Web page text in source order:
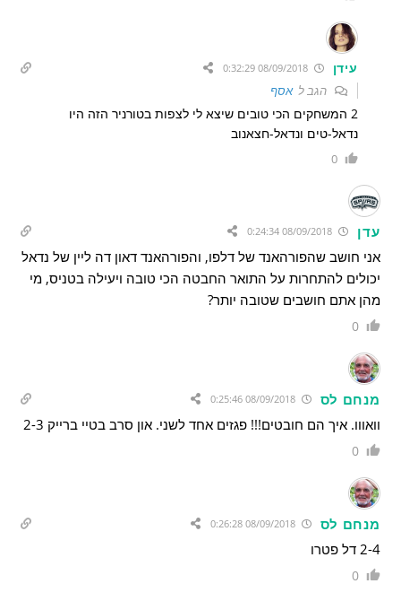
עידן 08/09/2018 0:32:29
הגב לאסף
2 המשחקים הכי טובים שיצא לי לצפות בטורניר הזה היו
נדאל-טים ונדאל-חצאנוב
0
עדן
אני חושב שהפורהאנד של דלפו, והפורהאנד דאון דה ליין של נדאל
יכולים להתחרות על התואר החבטה הכי טובה ויעילה בטניס, מי
מהן אתם חושבים שטובה יותר?
0
מנחם לס 08/09/2018 0:25:46
וואווו. איך הם חובטים!!! פגזים אחד לשני. און סרב בטיי ברייק 2-3
0
מנחם לס 08/09/2018 0:26:28
2-4 דל פטרו
0